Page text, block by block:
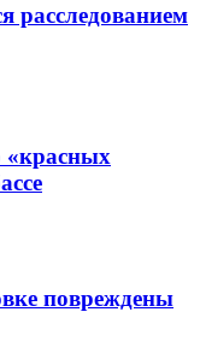
расследованием
«красных
повреждены